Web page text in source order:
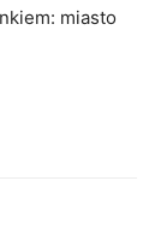
miasto